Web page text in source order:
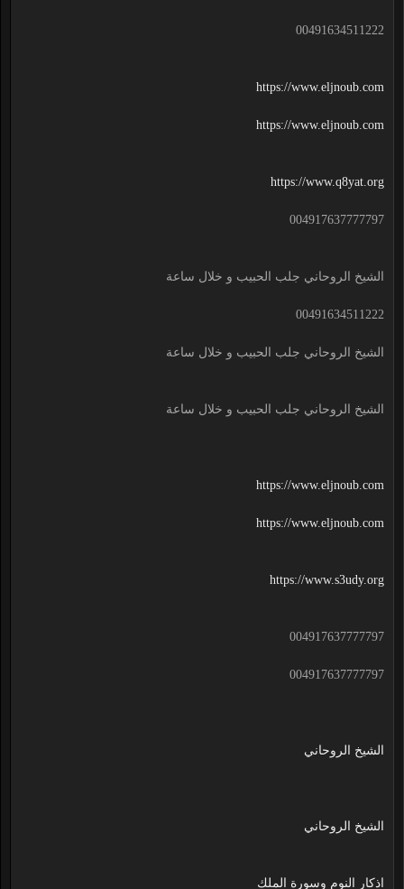
00491634511222
https://www.eljnoub.com
https://www.eljnoub.com
https://www.q8yat.org
004917637777797
الشيخ الروحاني جلب الحبيب و خلال ساعة
00491634511222
الشيخ الروحاني جلب الحبيب و خلال ساعة
الشيخ الروحاني جلب الحبيب و خلال ساعة
https://www.eljnoub.com
https://www.eljnoub.com
https://www.s3udy.org
004917637777797
004917637777797
الشيخ الروحاني
الشيخ الروحاني
اذكار النوم وسورة الملك